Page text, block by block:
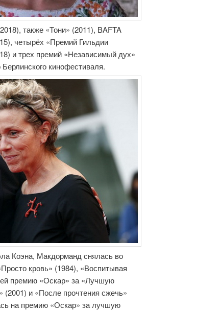
также «Тони» (2011), BAFTA
четырёх «Премий Гильдии
и трех премий «Независимый дух»
кинофестиваля.
Коэна, Макдорманд снялась во
кровь» (1984), «Воспитывая
премию «Оскар» за «Лучшую
(2001) и «После прочтения сжечь»
на премию «Оскар» за лучшую